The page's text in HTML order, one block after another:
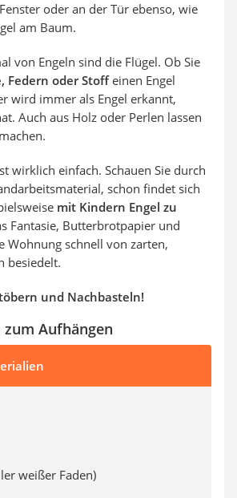
oder an der Tür ebenso, wie
am Baum.
von Engeln sind die Flügel. Ob Sie
Federn oder Stoffeinen Engel
wird immer als Engel erkannt,
Auch aus Holz oder Perlen lassen
wirklich einfach. Schauen Sie durch
schon findet sich
mit Kindern Engel zu
Fantasie, Butterbrotpapier und
Wohnung schnell von zarten,
besiedelt.
und Nachbasteln!
zum Aufhängen
weißer Faden)